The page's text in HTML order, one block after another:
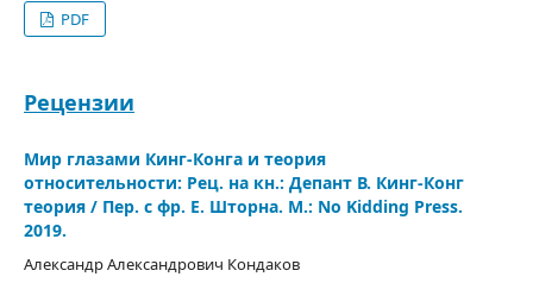
PDF
Рецензии
Мир глазами Кинг-Конга и теория
относительности: Рец. на кн.: Депант В. Кинг-Конг
теория / Пер. с фр. Е. Шторна. М.: No Kidding Press.
2019.
Александр Александрович Кондаков